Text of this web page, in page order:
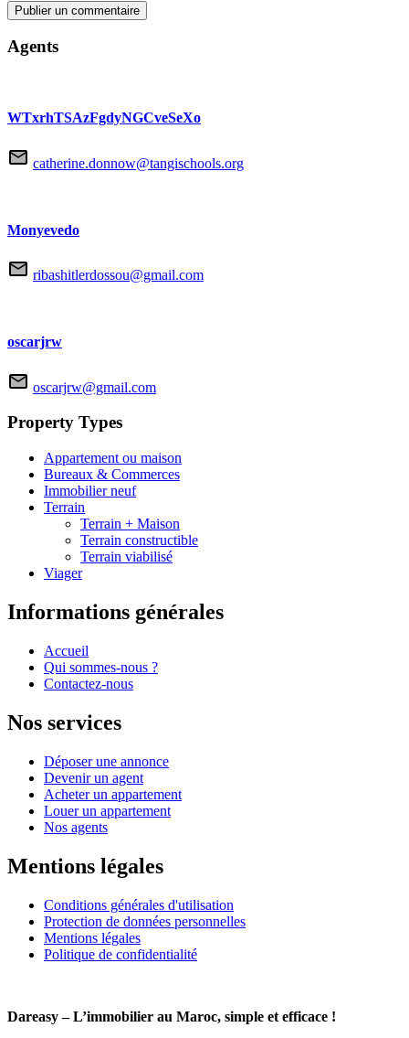
Agents
WTxrhTSAzFgdyNGCveSeXo
catherine.donnow@tangischools.org
Monyevedo
ribashitlerdossou@gmail.com
oscarjrw
oscarjrw@gmail.com
Property Types
Appartement ou maison
Bureaux & Commerces
Immobilier neuf
Terrain
Terrain + Maison
Terrain constructible
Terrain viabilisé
Viager
Informations générales
Accueil
Qui sommes-nous ?
Contactez-nous
Nos services
Déposer une annonce
Devenir un agent
Acheter un appartement
Louer un appartement
Nos agents
Mentions légales
Conditions générales d'utilisation
Protection de données personnelles
Mentions légales
Politique de confidentialité
Dareasy – L’immobilier au Maroc, simple et efficace !